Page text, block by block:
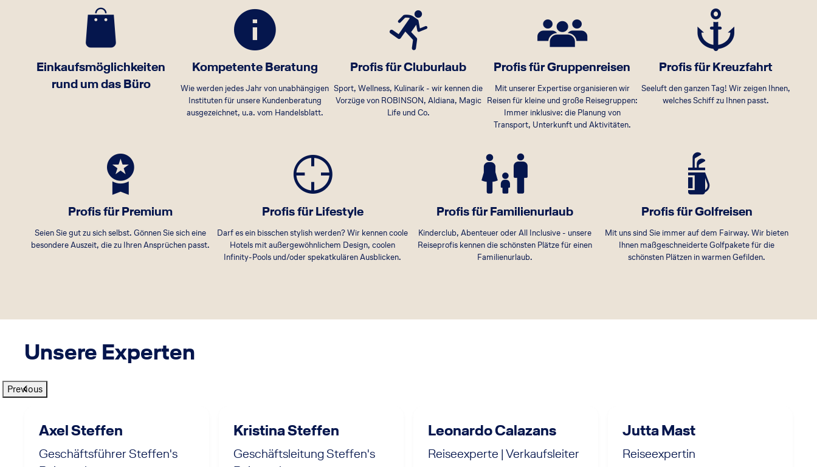
Einkaufsmöglichkeiten
rund um das Büro
Kompetente Beratung
Wie werden jedes Jahr von unabhängigen
Instituten für unsere Kundenberatung
ausgezeichnet, u.a. vom Handelsblatt.
Profis für Cluburlaub
Sport, Wellness, Kulinarik - wir kennen die
Vorzüge von ROBINSON, Aldiana, Magic
Life und Co.
Profis für Gruppenreisen
Mit unserer Expertise organisieren wir
Reisen für kleine und große Reisegruppen:
Immer inklusive: die Planung von
Transport, Unterkunft und Aktivitäten.
Profis für Kreuzfahrt
Seeluft den ganzen Tag! Wir zeigen Ihnen,
welches Schiff zu Ihnen passt.
Profis für Premium
Seien Sie gut zu sich selbst. Gönnen Sie sich eine
besondere Auszeit, die zu Ihren Ansprüchen passt.
Profis für Lifestyle
Darf es ein bisschen stylish werden? Wir kennen coole
Hotels mit außergewöhnlichem Design, coolen
Infinity-Pools und/oder spekatkulären Ausblicken.
Profis für Familienurlaub
Kinderclub, Abenteuer oder All Inclusive - unsere
Reiseprofis kennen die schönsten Plätze für einen
Familienurlaub.
Profis für Golfreisen
Mit uns sind Sie immer auf dem Fairway. Wir bieten
Ihnen maßgeschneiderte Golfpakete für die
schönsten Plätzen in warmen Gefilden.
Unsere Experten
Previous
Axel Steffen
Geschäftsführer Steffen's
Kristina Steffen
Geschäftsleitung Steffen's
Leonardo Calazans
Reiseexperte | Verkaufsleiter
Jutta Mast
Reiseexpertin